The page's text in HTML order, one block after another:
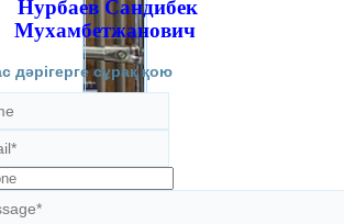
Нурбаев Сандибек
Мухамбетжанович
дәрігерге сұрақ қою